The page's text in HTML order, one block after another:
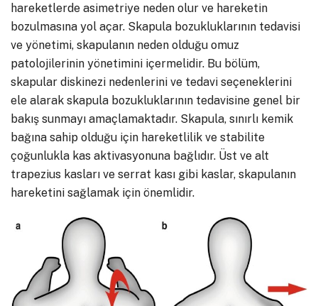
hareketlerde asimetriye neden olur ve hareketin
bozulmasına yol açar. Skapula bozukluklarının tedavisi
ve yönetimi, skapulanın neden olduğu omuz
patolojilerinin yönetimini içermelidir. Bu bölüm,
skapular diskinezi nedenlerini ve tedavi seçeneklerini
ele alarak skapula bozukluklarının tedavisine genel bir
bakış sunmayı amaçlamaktadır. Skapula, sınırlı kemik
bağına sahip olduğu için hareketlilik ve stabilite
çoğunlukla kas aktivasyonuna bağlıdır. Üst ve alt
trapezius kasları ve serrat kası gibi kaslar, skapulanın
hareketini sağlamak için önemlidir.